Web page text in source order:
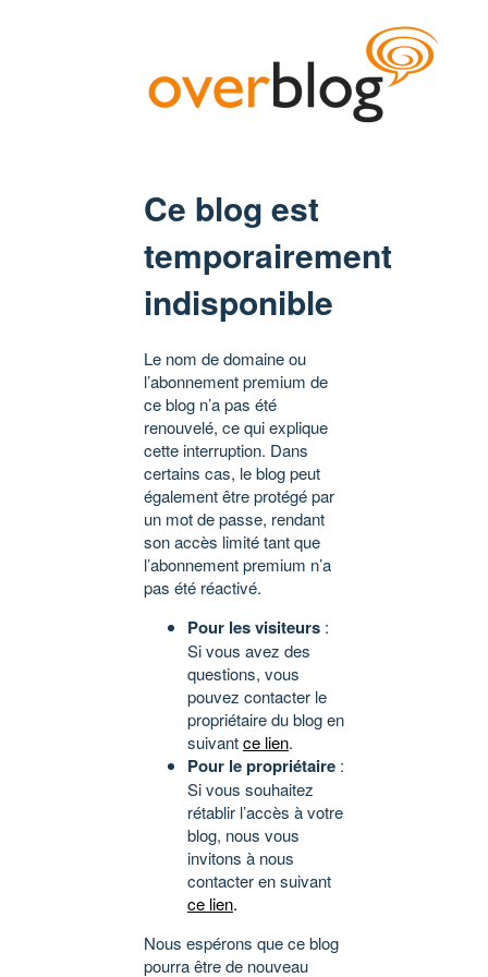
Ce blog est
temporairement
indisponible
Le nom de domaine ou
l’abonnement premium de
ce blog n’a pas été
renouvelé, ce qui explique
cette interruption. Dans
certains cas, le blog peut
également être protégé par
un mot de passe, rendant
son accès limité tant que
l’abonnement premium n’a
pas été réactivé.
Pour les visiteurs :
Si vous avez des
questions, vous
pouvez contacter le
propriétaire du blog en
suivantce lien.
Pour le propriétaire :
Si vous souhaitez
rétablir l’accès à votre
blog, nous vous
invitons à nous
contacter en suivant
ce lien.
Nous espérons que ce blog
pourra être de nouveau